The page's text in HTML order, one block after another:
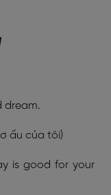
dream.
ấu của tôi)
is good for your